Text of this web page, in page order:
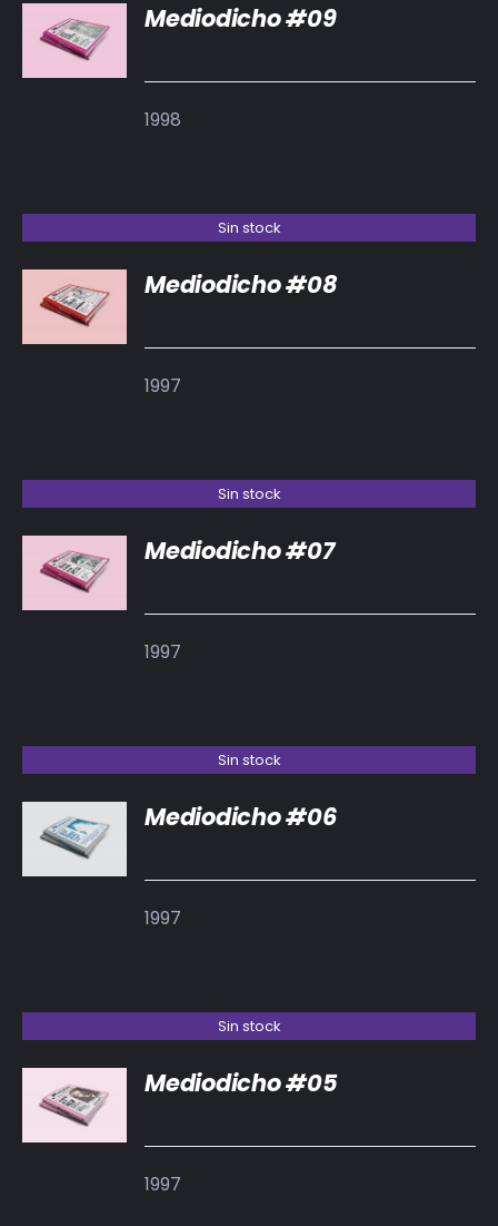
DETALLES
Mediodicho #09
1998
Sin stock
DETALLES
Mediodicho #08
1997
Sin stock
DETALLES
Mediodicho #07
1997
Sin stock
DETALLES
Mediodicho #06
1997
Sin stock
DETALLES
Mediodicho #05
1997